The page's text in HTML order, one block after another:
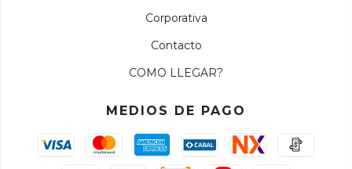
Corporativa
Contacto
COMO LLEGAR?
MEDIOS DE PAGO